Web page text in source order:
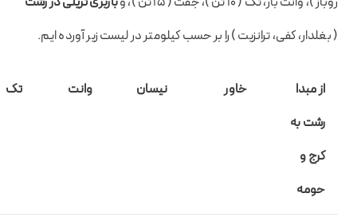
( بغلدار، کفی، ترانزیت ) را بر حسب کیلومتر در لیست زیر آورده ایم.
از مبدا
رشت به
کرج و
حومه
خاور نیسان وانت تک